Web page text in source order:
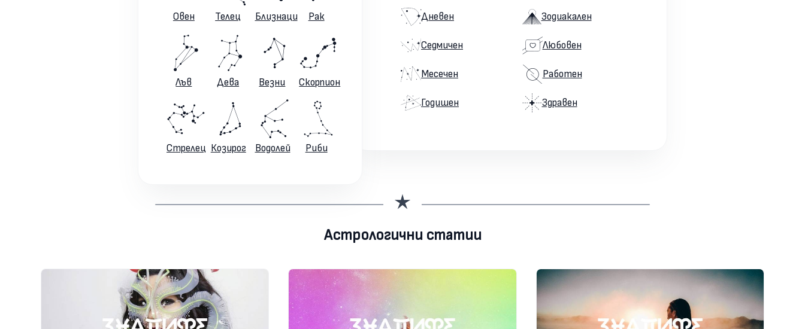
Овен Телец Близнаци Рак
Лъв Дева Везни Скорпион
Стрелец Козирог Водолей Риби
Дневен
Седмичен
Месечен
Годишен
Зодиакален
Любовен
Работен
Здравен
Астрологични статии